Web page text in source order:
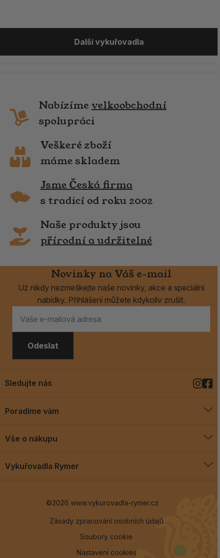
Další vykuřovadla
Nabízíme velkoobchodní
spolupráci
Veškeré zboží
máme skladem
Jsme Česká firma
s tradicí od roku 2002
Naše produkty jsou
přírodní a udržitelné
Novinky na Váš e-mail
Už nikdy nezmeškejte naše novinky, akce a speciální
nabídky. Přihlášení můžete kdykoliv zrušit.
Odeslat
Poradíme vám
Blog
Vše o nákupu
Vykuřovadla Rymer
Sledujte nás
©2026 www.vykurovadla-rymer.cz
Zásady zpracování osobních údajů
Soubory cookie
Nastavení cookies